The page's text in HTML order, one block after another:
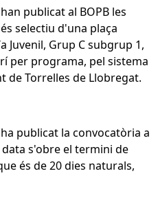
publicat al BOPB les
selectiu d'una plaça
Grup C subgrup 1,
per programa, pel sistema
de Torrelles de Llobregat.
publicat la convocatòria a
data s'obre el termini de
és de 20 dies naturals,